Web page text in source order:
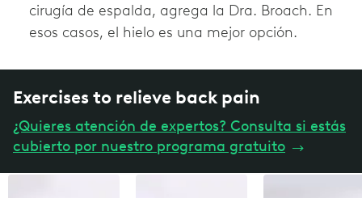
cirugía de espalda, agrega la Dra. Broach. En
esos casos, el hielo es una mejor opción.
Exercises to relieve back pain
¿Quieres atención de expertos? Consulta si estás
cubierto por nuestro programa gratuito →